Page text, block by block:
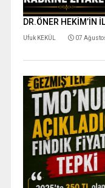
DR.ÖNER HEKİM’İN
Ufuk KEKÜL 07